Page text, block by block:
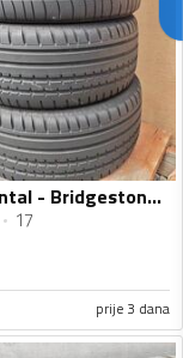
Continental - Bridgestone 17" i Continental 18" - Ljetnja guma
17
prije 3 dana